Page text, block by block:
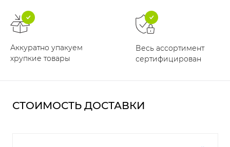
Аккуратно упакуем
хрупкие товары
Весь ассортимент
сертифицирован
СТОИМОСТЬ ДОСТАВКИ